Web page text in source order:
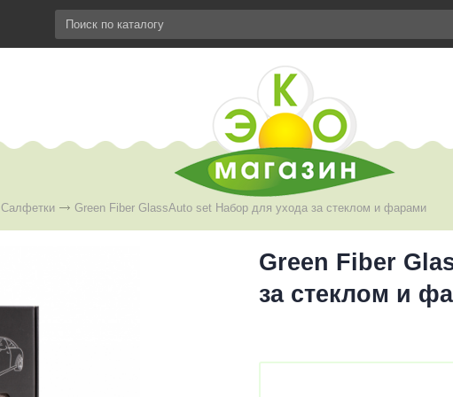
Салфетки Green Fiber GlassAuto set Набор для ухода за стеклом и фарами
Green Fiber
за стеклом и